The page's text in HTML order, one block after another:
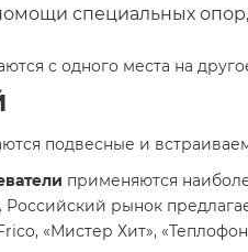
специальных
с одного места на
подвесные и
применяются
рынок
«Мистер Хит»,